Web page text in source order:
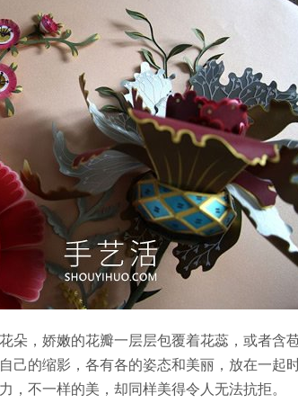
朵，娇嫩的花瓣一层层包覆着花蕊，或者含
己的缩影，各有各的姿态和美丽，放在一起
不一样的美，却同样美得令人无法抗拒。